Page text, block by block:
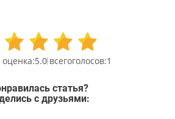
5.0 1
статья?
с друзьями: